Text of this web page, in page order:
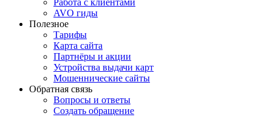
Работа с клиентами
AVO гиды
Полезное
Тарифы
Карта сайта
Партнёры и акции
Устройства выдачи карт
Мошеннические cайты
Обратная связь
Вопросы и ответы
Создать обращение